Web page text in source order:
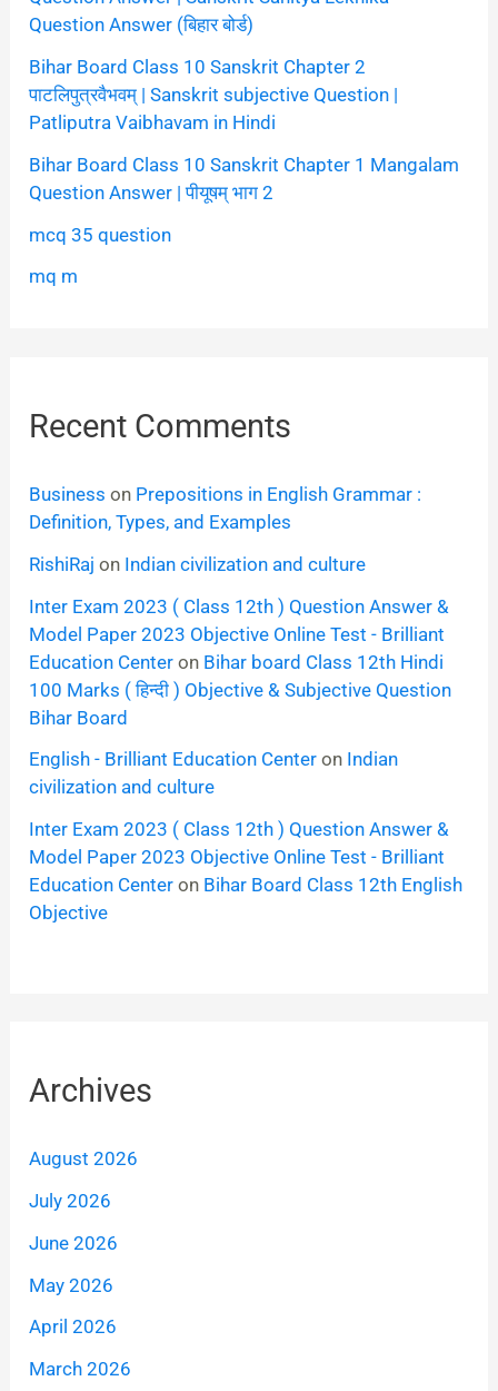
Question Answer (बिहार बोर्ड)
Bihar Board Class 10 Sanskrit Chapter 2
पाटलिपुत्रवैभवम् | Sanskrit subjective Question |
Patliputra Vaibhavam in Hindi
Bihar Board Class 10 Sanskrit Chapter 1 Mangalam
Question Answer | पीयूषम् भाग 2
mcq 35 question
mq m
Recent Comments
Business on Prepositions in English Grammar :
Definition, Types, and Examples
RishiRaj on Indian civilization and culture
Inter Exam 2023 ( Class 12th ) Question Answer &
Model Paper 2023 Objective Online Test - Brilliant
Education Center on Bihar board Class 12th Hindi
100 Marks ( हिन्दी ) Objective & Subjective Question
Bihar Board
English - Brilliant Education Center on Indian
civilization and culture
Inter Exam 2023 ( Class 12th ) Question Answer &
Model Paper 2023 Objective Online Test - Brilliant
Education Center on Bihar Board Class 12th English
Objective
Archives
August 2026
July 2026
June 2026
May 2026
April 2026
March 2026